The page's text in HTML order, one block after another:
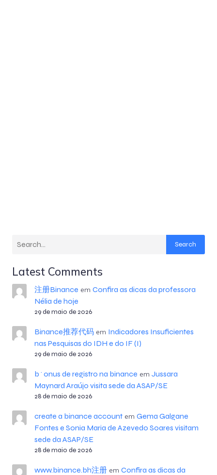
Search
Latest Comments
注册Binance em Confira as dicas da professora
Nélia de hoje
29 de maio de 2026
Binance推荐代码em Indicadores Insuficientes
nas Pesquisas do IDH e do IF (I)
29 de maio de 2026
b^onus de registro na binance em Jussara
Maynard Araújo visita sede da ASAP/SE
28 de maio de 2026
create a binance accountem Gema Galgane
Fontes e Sonia Maria de Azevedo Soares visitam
sede da ASAP/SE
28 de maio de 2026
www.binance.bh注册em Confira as dicas da